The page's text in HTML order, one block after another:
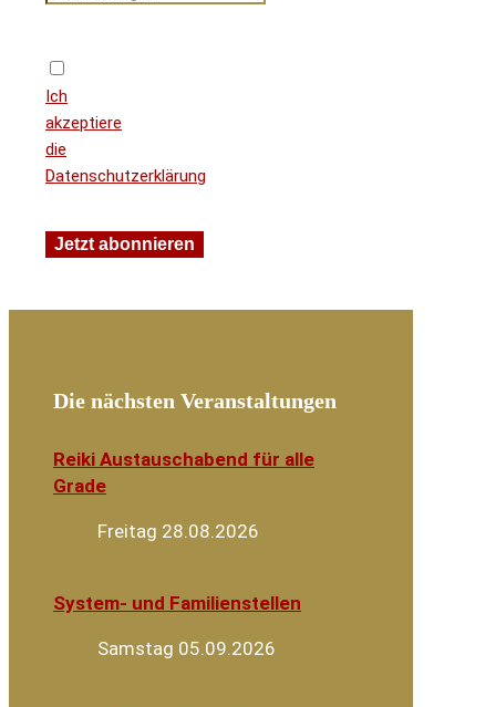
Ich
akzeptiere
die
Datenschutzerklärung
Die nächsten Veranstaltungen
Reiki Austauschabend für alle
Grade
Freitag 28.08.2026
System- und Familienstellen
Samstag 05.09.2026